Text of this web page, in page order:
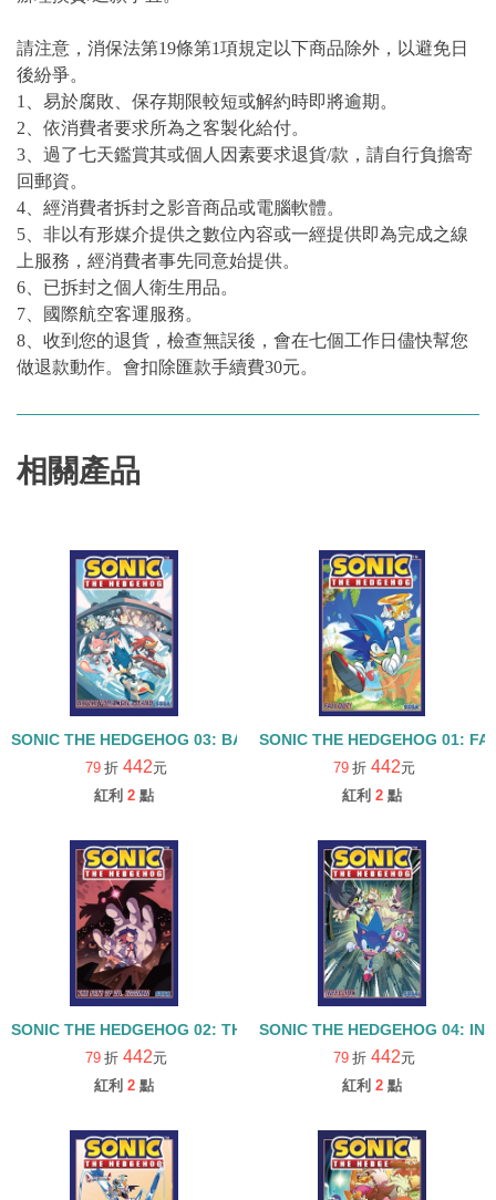
請注意，消保法第19條第1項規定以下商品除外，以避免日
後紛爭。
1、易於腐敗、保存期限較短或解約時即將逾期。
2、依消費者要求所為之客製化給付。
3、過了七天鑑賞其或個人因素要求退貨/款，請自行負擔寄
回郵資。
4、經消費者拆封之影音商品或電腦軟體。
5、非以有形媒介提供之數位內容或一經提供即為完成之線
上服務，經消費者事先同意始提供。
6、已拆封之個人衛生用品。
7、國際航空客運服務。
8、收到您的退貨，檢查無誤後，會在七個工作日儘快幫您
做退款動作。會扣除匯款手續費30元。
相關產品
SONIC THE HEDGEHOG 03: BATTLE FOR ANGEL ISLAND
79 折 442元
紅利 2 點
SONIC THE HEDGEHOG 01:
79 折 442元
紅利 2 點
SONIC THE HEDGEHOG 02: THE FATE OF DR EGGMAN
79 折 442元
紅利 2 點
SONIC THE HEDGEHOG 04:
79 折 442元
紅利 2 點